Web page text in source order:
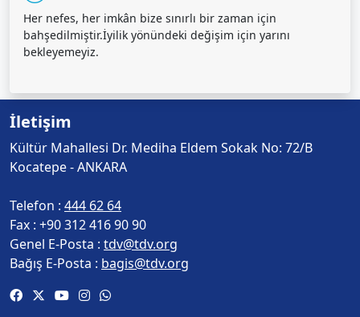
Her nefes, her imkân bize sınırlı bir zaman için
bahşedilmiştir.İyilik yönündeki değişim için yarını
bekleyemeyiz.
İletişim
Kültür Mahallesi Dr. Mediha Eldem Sokak No: 72/B
Kocatepe - ANKARA
Telefon : 444 62 64
Fax : +90 312 416 90 90
Genel E-Posta : tdv@tdv.org
Bağış E-Posta : bagis@tdv.org